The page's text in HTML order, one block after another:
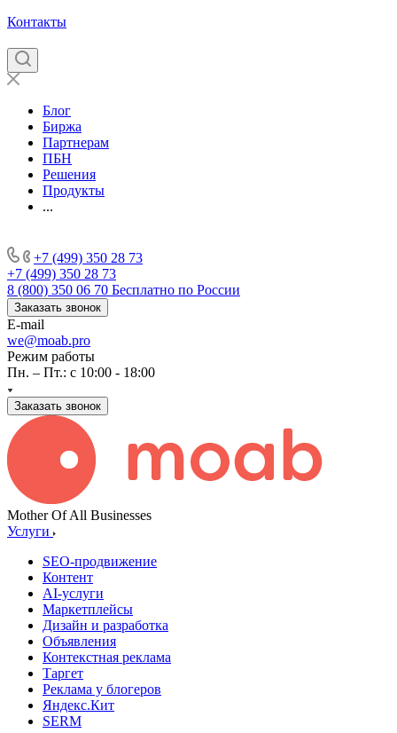
Контакты
Блог
Биржа
Партнерам
ПБН
Решения
Продукты
...
+7 (499) 350 28 73
+7 (499) 350 28 73
8 (800) 350 06 70 Бесплатно по России
Заказать звонок
E-mail
we@moab.pro
Режим работы
Пн. – Пт.: с 10:00 - 18:00
Заказать звонок
Mother Of All Businesses
Услуги
SEO-продвижение
Контент
AI-услуги
Маркетплейсы
Дизайн и разработка
Объявления
Контекстная реклама
Таргет
Реклама у блогеров
Яндекс.Кит
SERM